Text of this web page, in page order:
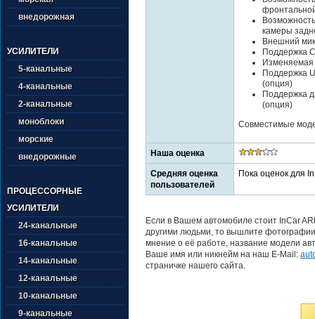
внедорожная
УСИЛИТЕЛИ
5-канальные
4-канальные
2-канальные
моноблоки
морские
внедорожные
ПРОЦЕССОРНЫЕ
УСИЛИТЕЛИ
24-канальные
16-канальные
14-канальные
12-канальные
10-канальные
9-канальные
камеры
Внешний
Поддержка
Изменяемая
Поддержка
(опция)
Поддержка
(опция)
Совместимые
Наша оценка
Средняя оценка
пользователей
Пока оценок для
Если в Вашем автомобиле стоит InCar
другими людьми, то вышлите
мнение о её работе, название модели
Ваше имя или никнейм на наш E-Mail:
страничке нашего сайта.